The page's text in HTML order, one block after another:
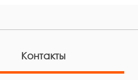
Контакты